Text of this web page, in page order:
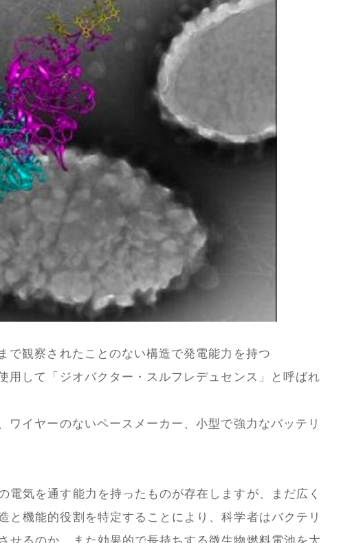
で観察されたことのない構造で発電能力を持つ
用して「ジオバクター・スルフレデュセンス」と呼ばれ
ワイヤーのないペースメーカー、小型で強力なバッテリ
電気を通す能力を持ったものが存在しますが、まだ広く
と機能的役割を特定することにより、科学者はバクテリ